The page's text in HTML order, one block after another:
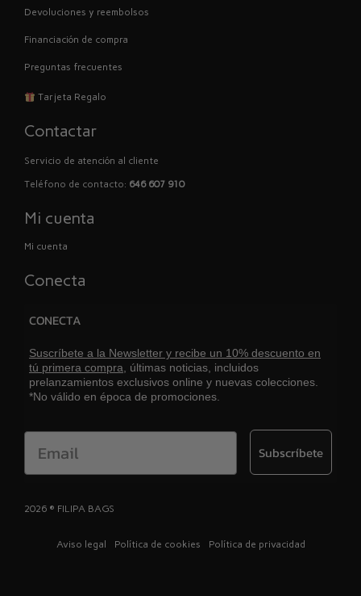
Devoluciones y reembolsos
Financiación de compra
Preguntas frecuentes
Tarjeta Regalo
Contactar
Servicio de atención al cliente
Teléfono de contacto: 646 607 910
Mi cuenta
Mi cuenta
Conecta
CONECTA
Suscríbete a la Newsletter y recibe un 10% descuento en
tú primera compra, últimas noticias, incluidos
prelanzamientos exclusivos online y nuevas colecciones.
*No válido en época de promociones.
Email Subscríbete
2026 ® FILIPA BAGS
Aviso legal Política de cookies Política de privacidad